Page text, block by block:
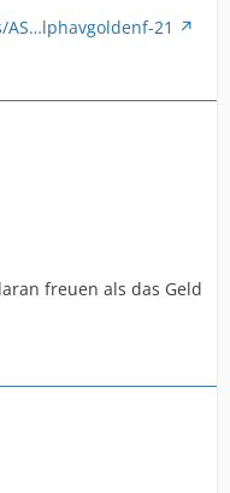
21
freuen als das Geld